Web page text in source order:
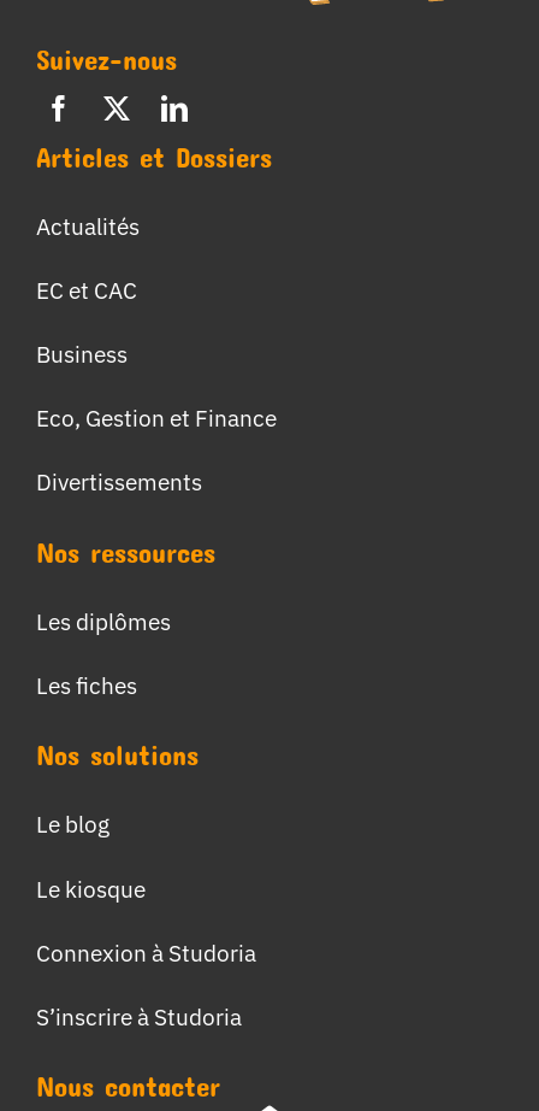
Suivez-nous
Articles et Dossiers
Actualités
EC et CAC
Business
Eco, Gestion et Finance
Divertissements
Nos ressources
Les diplômes
Les fiches
Nos solutions
Le blog
Le kiosque
Connexion à Studoria
S’inscrire à Studoria
Nous contacter